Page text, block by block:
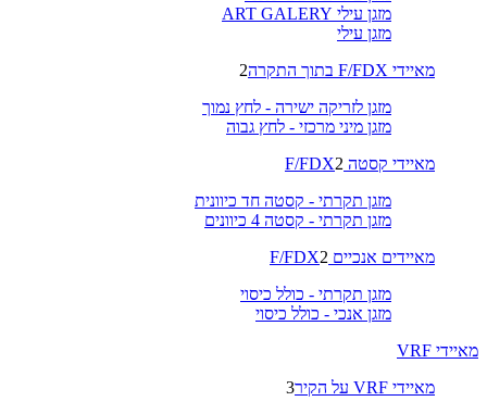
מזגן עילי ART GALERY
מזגן עילי
מאיידי F/FDX בתוך התקרה
2
מזגן לזריקה ישירה - לחץ נמוך
מזגן מיני מרכזי - לחץ גבוה
מאיידי קסטה F/FDX 2
מזגן תקרתי - קסטה חד כיוונית
מזגן תקרתי - קסטה 4 כיוונים
מאיידים אנכיים F/FDX 2
מזגן תקרתי - כולל כיסוי
מזגן אנכי - כולל כיסוי
מאיידי VRF
מאיידי VRF על הקיר
3